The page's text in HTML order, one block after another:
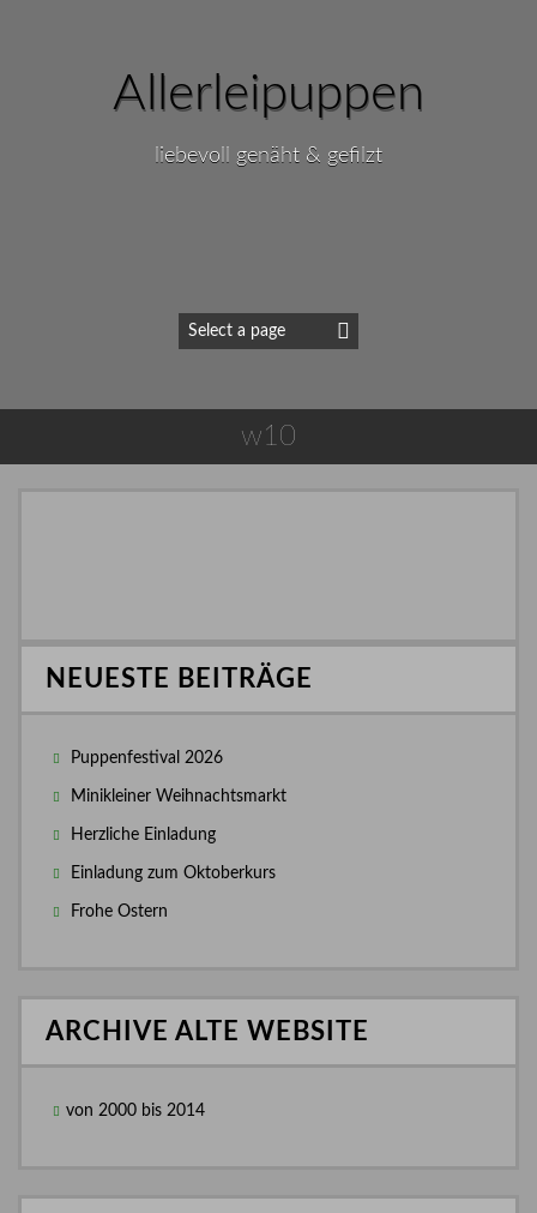
Allerleipuppen
liebevoll genäht & gefilzt
w10
NEUESTE BEITRÄGE
Puppenfestival 2026
Minikleiner Weihnachtsmarkt
Herzliche Einladung
Einladung zum Oktoberkurs
Frohe Ostern
ARCHIVE ALTE WEBSITE
von 2000 bis 2014